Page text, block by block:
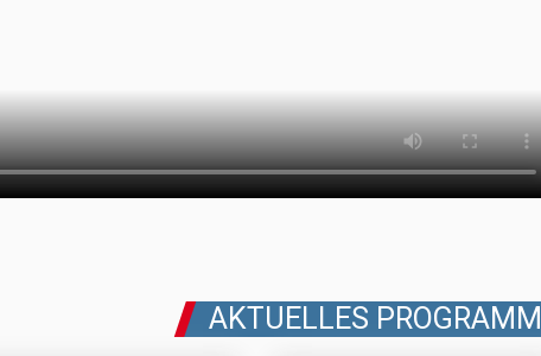
AKTUELLES PROGRAMM